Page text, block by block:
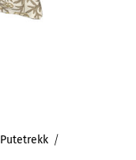
Putetrekk